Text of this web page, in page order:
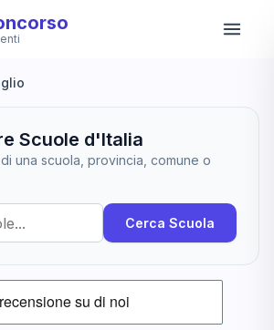
Scuole d'Italia
una scuola, provincia, comune o
Cerca Scuola